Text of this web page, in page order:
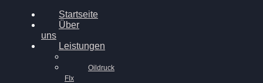
Startseite
Über
uns
Leistungen
Oildruck
FIx